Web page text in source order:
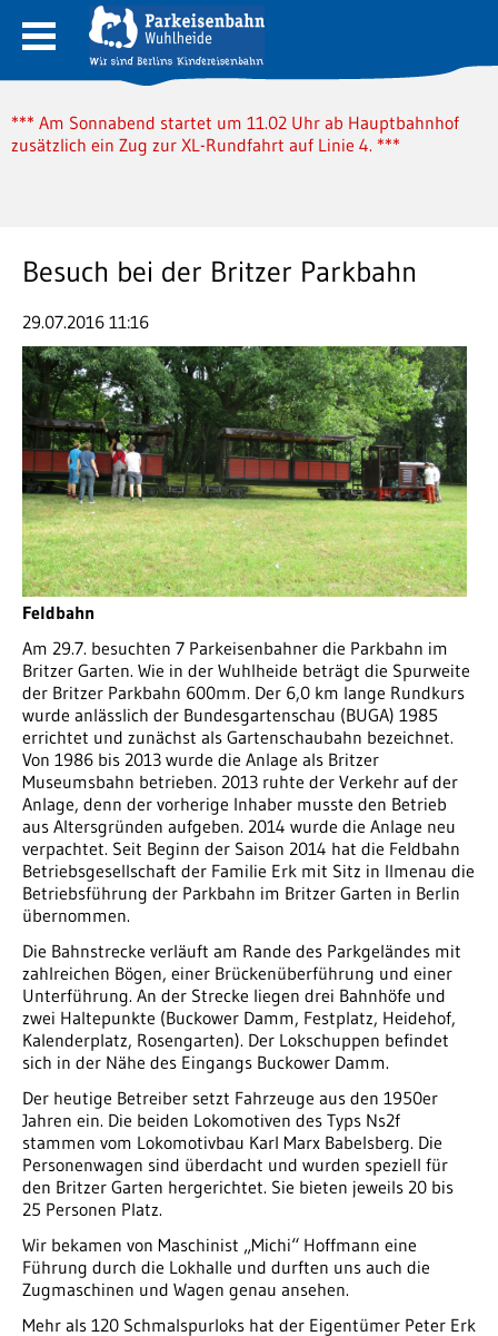
*** Am Sonnabend startet um 11.02 Uhr ab Hauptbahnhof
zusätzlich ein Zug zur XL-Rundfahrt auf Linie 4. ***
Besuch bei der Britzer Parkbahn
29.07.2016 11:16
Feldbahn
Am 29.7. besuchten 7 Parkeisenbahner die Parkbahn im
Britzer Garten. Wie in der Wuhlheide beträgt die Spurweite
der Britzer Parkbahn 600mm. Der 6,0 km lange Rundkurs
wurde anlässlich der Bundesgartenschau (BUGA) 1985
errichtet und zunächst als Gartenschaubahn bezeichnet.
Von 1986 bis 2013 wurde die Anlage als Britzer
Museumsbahn betrieben. 2013 ruhte der Verkehr auf der
Anlage, denn der vorherige Inhaber musste den Betrieb
aus Altersgründen aufgeben. 2014 wurde die Anlage neu
verpachtet. Seit Beginn der Saison 2014 hat die Feldbahn
Betriebsgesellschaft der Familie Erk mit Sitz in Ilmenau die
Betriebsführung der Parkbahn im Britzer Garten in Berlin
übernommen.
Die Bahnstrecke verläuft am Rande des Parkgeländes mit
zahlreichen Bögen, einer Brückenüberführung und einer
Unterführung. An der Strecke liegen drei Bahnhöfe und
zwei Haltepunkte (Buckower Damm, Festplatz, Heidehof,
Kalenderplatz, Rosengarten). Der Lokschuppen befindet
sich in der Nähe des Eingangs Buckower Damm.
Der heutige Betreiber setzt Fahrzeuge aus den 1950er
Jahren ein. Die beiden Lokomotiven des Typs Ns2f
stammen vom Lokomotivbau Karl Marx Babelsberg. Die
Personenwagen sind überdacht und wurden speziell für
den Britzer Garten hergerichtet. Sie bieten jeweils 20 bis
25 Personen Platz.
Wir bekamen von Maschinist „Michi“ Hoffmann eine
Führung durch die Lokhalle und durften uns auch die
Zugmaschinen und Wagen genau ansehen.
Mehr als 120 Schmalspurloks hat der Eigentümer Peter Erk